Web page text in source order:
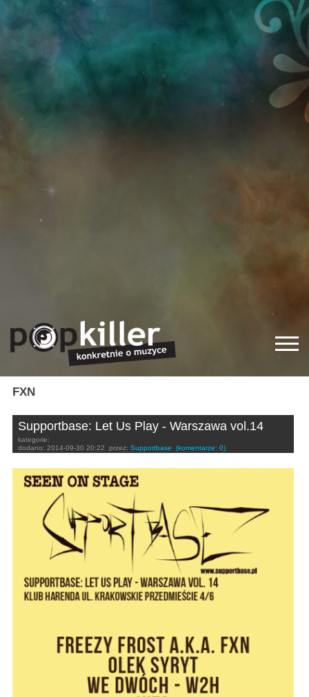
FXN
Supportbase: Let Us Play - Warszawa vol.14
kategorie:
dodano: 2014-09-30 20:22 przez: Supportbase (komentarze: 0)